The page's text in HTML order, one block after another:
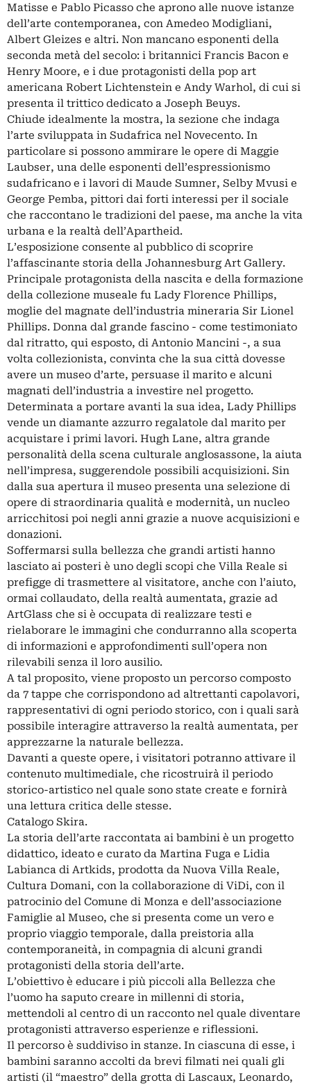
Matisse e Pablo Picasso che aprono alle nuove istanze
dell’arte contemporanea, con Amedeo Modigliani,
Albert Gleizes e altri. Non mancano esponenti della
seconda metà del secolo: i britannici Francis Bacon e
Henry Moore, e i due protagonisti della pop art
americana Robert Lichtenstein e Andy Warhol, di cui si
presenta il trittico dedicato a Joseph Beuys.
Chiude idealmente la mostra, la sezione che indaga
l’arte sviluppata in Sudafrica nel Novecento. In
particolare si possono ammirare le opere di Maggie
Laubser, una delle esponenti dell’espressionismo
sudafricano e i lavori di Maude Sumner, Selby Mvusi e
George Pemba, pittori dai forti interessi per il sociale
che raccontano le tradizioni del paese, ma anche la vita
urbana e la realtà dell’Apartheid.
L’esposizione consente al pubblico di scoprire
l’affascinante storia della Johannesburg Art Gallery.
Principale protagonista della nascita e della formazione
della collezione museale fu Lady Florence Phillips,
moglie del magnate dell’industria mineraria Sir Lionel
Phillips. Donna dal grande fascino - come testimoniato
dal ritratto, qui esposto, di Antonio Mancini -, a sua
volta collezionista, convinta che la sua città dovesse
avere un museo d’arte, persuase il marito e alcuni
magnati dell’industria a investire nel progetto.
Determinata a portare avanti la sua idea, Lady Phillips
vende un diamante azzurro regalatole dal marito per
acquistare i primi lavori. Hugh Lane, altra grande
personalità della scena culturale anglosassone, la aiuta
nell’impresa, suggerendole possibili acquisizioni. Sin
dalla sua apertura il museo presenta una selezione di
opere di straordinaria qualità e modernità, un nucleo
arricchitosi poi negli anni grazie a nuove acquisizioni e
donazioni.
Soffermarsi sulla bellezza che grandi artisti hanno
lasciato ai posteri è uno degli scopi che Villa Reale si
prefigge di trasmettere al visitatore, anche con l’aiuto,
ormai collaudato, della realtà aumentata, grazie ad
ArtGlass che si è occupata di realizzare testi e
rielaborare le immagini che condurranno alla scoperta
di informazioni e approfondimenti sull’opera non
rilevabili senza il loro ausilio.
A tal proposito, viene proposto un percorso composto
da 7 tappe che corrispondono ad altrettanti capolavori,
rappresentativi di ogni periodo storico, con i quali sarà
possibile interagire attraverso la realtà aumentata, per
apprezzarne la naturale bellezza.
Davanti a queste opere, i visitatori potranno attivare il
contenuto multimediale, che ricostruirà il periodo
storico-artistico nel quale sono state create e fornirà
una lettura critica delle stesse.
Catalogo Skira.
La storia dell’arte raccontata ai bambini è un progetto
didattico, ideato e curato da Martina Fuga e Lidia
Labianca di Artkids, prodotta da Nuova Villa Reale,
Cultura Domani, con la collaborazione di ViDi, con il
patrocinio del Comune di Monza e dell’associazione
Famiglie al Museo, che si presenta come un vero e
proprio viaggio temporale, dalla preistoria alla
contemporaneità, in compagnia di alcuni grandi
protagonisti della storia dell’arte.
L’obiettivo è educare i più piccoli alla Bellezza che
l’uomo ha saputo creare in millenni di storia,
mettendoli al centro di un racconto nel quale diventare
protagonisti attraverso esperienze e riflessioni.
Il percorso è suddiviso in stanze. In ciascuna di esse, i
bambini saranno accolti da brevi filmati nei quali gli
artisti (il “maestro” della grotta di Lascaux, Leonardo,